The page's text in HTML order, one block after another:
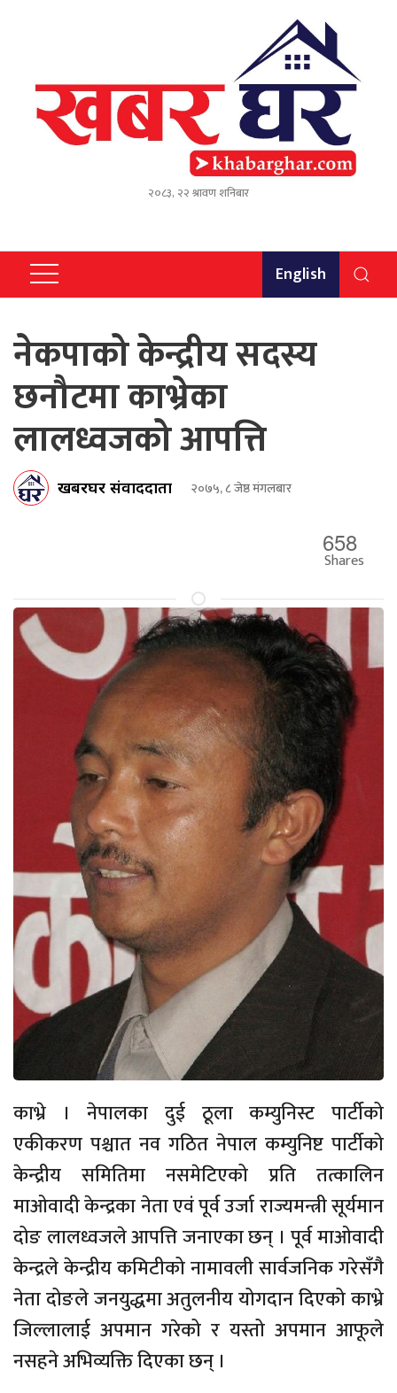
२०८३, २२ श्रावण शनिबार
English
नेकपाको केन्द्रीय सदस्य
छनौटमा काभ्रेका
लालध्वजको आपत्ति
खबरघर संवाददाता २०७५, ८ जेष्ठ मंगलबार
658
Shares
काभ्रे । नेपालका दुई ठूला कम्युनिस्ट पार्टीको
एकीकरण पश्चात नव गठित नेपाल कम्युनिष्ट पार्टीको
केन्द्रीय समितिमा नसमेटिएको प्रति तत्कालिन
माओवादी केन्द्रका नेता एवं पूर्व उर्जा राज्यमन्त्री सूर्यमान
दोङ लालध्वजले आपत्ति जनाएका छन् । पूर्व माओवादी
केन्द्रले केन्द्रीय कमिटीको नामावली सार्वजनिक गरेसँगै
नेता दोङले जनयुद्धमा अतुलनीय योगदान दिएको काभ्रे
जिल्लालाई अपमान गरेको र यस्तो अपमान आफूले
नसहने अभिव्यक्ति दिएका छन् ।